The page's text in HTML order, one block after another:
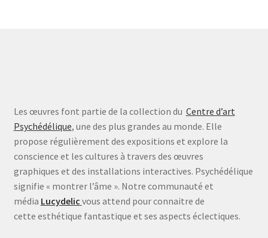
Les œuvres font partie de la collection du Centre d’art
Psychédélique, une des plus grandes au monde. Elle
propose régulièrement des expositions et explore la
conscience et les cultures à travers des œuvres
graphiques et des installations interactives. Psychédélique
signifie « montrer l’âme ». Notre communauté et
média Lucydelic vous attend pour connaitre de
cette esthétique fantastique et ses aspects éclectiques.